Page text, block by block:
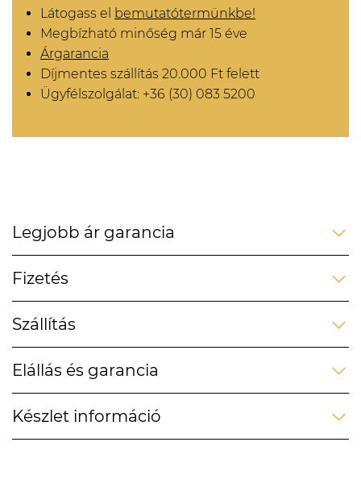
Látogass el bemutatótermünkbe!
Megbízható minőség már 15 éve
Árgarancia
Díjmentes szállítás 20.000 Ft felett
Ügyfélszolgálat: +36 (30) 083 5200
Legjobb ár garancia
Fizetés
Szállítás
Elállás és garancia
Készlet információ